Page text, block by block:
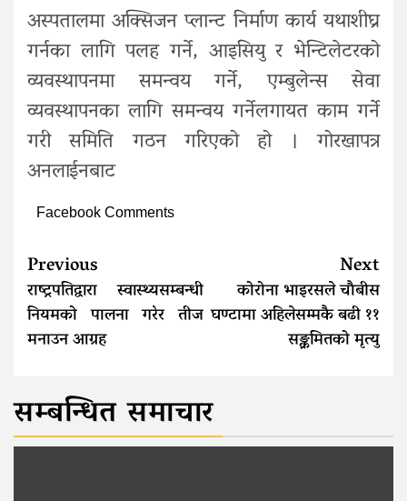
अस्पतालमा अक्सिजन प्लान्ट निर्माण कार्य यथाशीघ्र
गर्नका लागि पलह गर्ने, आइसियु र भेन्टिलेटरको
व्यवस्थापनमा समन्वय गर्ने, एम्बुलेन्स सेवा
व्यवस्थापनका लागि समन्वय गर्नेलगायत काम गर्ने
गरी समिति गठन गरिएको हो । गोरखापत्र
अनलाईनबाट
Facebook Comments
Continue
Reading
Previous
राष्ट्रपतिद्वारा स्वास्थ्यसम्बन्धी
नियमको पालना गरेर तीज
मनाउन आग्रह
Next
कोरोना भाइरसले चाैबीस
घण्टामा अहिलेसम्मकै बढी ११
सङ्क्रमितको मृत्यु
सम्बन्धित समाचार